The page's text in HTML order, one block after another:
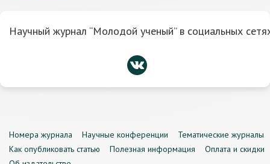
Научный журнал “Молодой ученый” в социальных
Номера журнала Научные конференции
Тематические журналы
Как опубликовать статью
Полезная информация
Оплата и скидки